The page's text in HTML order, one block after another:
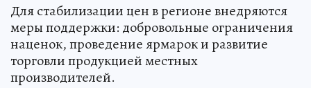
Для стабилизации цен в регионе внедряются
меры поддержки: добровольные ограничения
наценок, проведение ярмарок и развитие
торговли продукцией местных
производителей.